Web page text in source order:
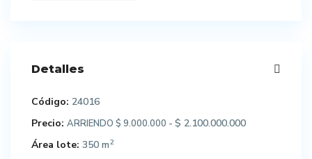
Detalles
Código: 24016
Precio: ARRIENDO $ 9.000.000 - $ 2.100.000.000
Área lote: 350 m2